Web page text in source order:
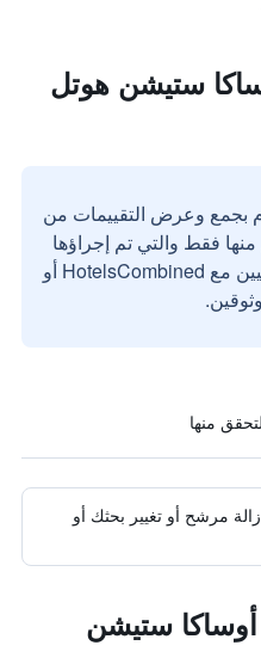
ستيشن هوتل
بجمع وعرض التقييمات من
فقط والتي تم إجراؤها
بواسطة مستخدمين حقيقيين مع HotelsCombined أو
مرشح أو تغيير بحثك أو
ستيشن